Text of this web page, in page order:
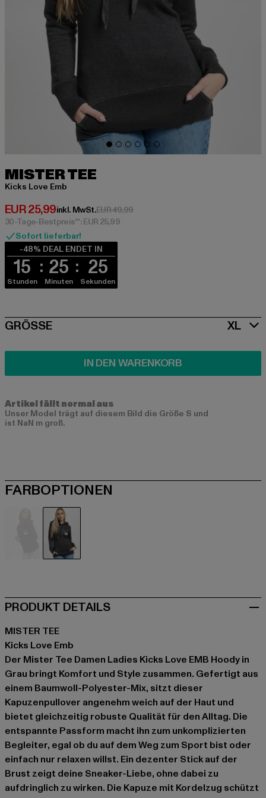
MISTER TEE
Kicks Love Emb
EUR 25,99
Derzeitiger Preis: EUR 25,99
inkl. MwSt.EUR 49,99Aktionspreis: EUR 49,99
30-Tage-Bestpreis**: EUR 25,99
Sofort lieferbar!
-48% DEAL ENDET IN
15
Stunden
25
Minuten
24
Sekunden
SIZE
GRÖSSE XL
IN DEN WARENKORB
Artikel fällt normal aus
Unser Model trägt auf diesem Bild die Größe S und
ist NaN m groß.
FARBOPTIONEN
PRODUKT DETAILS
MISTER TEE
Kicks Love Emb
Der Mister Tee Damen Ladies Kicks Love EMB Hoody in
Grau bringt Komfort und Style zusammen. Gefertigt aus
einem Baumwoll-Polyester-Mix, sitzt dieser
Kapuzenpullover angenehm weich auf der Haut und
bietet gleichzeitig robuste Qualität für den Alltag. Die
entspannte Passform macht ihn zum unkomplizierten
Begleiter, egal ob du auf dem Weg zum Sport bist oder
einfach nur relaxen willst. Ein dezenter Stick auf der
Brust zeigt deine Sneaker-Liebe, ohne dabei zu
aufdringlich zu wirken. Die Kapuze mit Kordelzug schützt